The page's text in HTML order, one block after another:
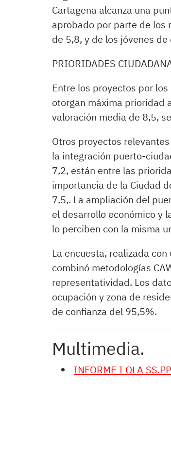
Cartagena alcanza una
aprobado por parte de los
de 5,8, y de los jóvenes
PRIORIDADES
Entre los proyectos por
otorgan máxima prioridad
valoración media de 8,5,
Otros proyectos
la integración puerto-
7,2, están entre las
importancia de la Ciudad
7,5,. La ampliación del
el desarrollo económico y
lo perciben con la misma
La encuesta, realizada
combinó metodologías
representatividad. Los
ocupación y zona de
de confianza del 95,5%.
Multimedia.
INFORME I OLA